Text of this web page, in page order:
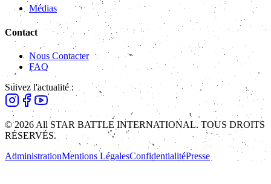
Médias
Contact
Nous Contacter
FAQ
Suivez l'actualité :
© 2026 All STAR BATTLE INTERNATIONAL. TOUS DROITS
RÉSERVÉS.
AdministrationMentions LégalesConfidentialitéPresse